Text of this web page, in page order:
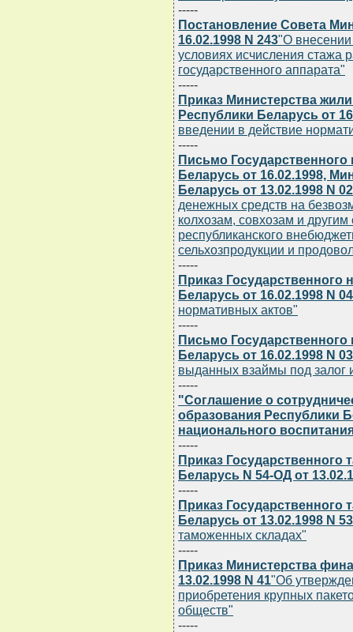
-----
Постановление Совета
16.02.1998 N 243"О
условиях исчисления стажа
государственного аппарата"
-----
Приказ Министерства
Республики Беларусь от
введении в действие
-----
Письмо Государственного
Беларусь от 16.02.1998,
Беларусь от 13.02.1998 N
денежных средств на
колхозам, совхозам и
республиканского
сельхозпродукции и
-----
Приказ Государственного
Беларусь от 16.02.1998 N
нормативных актов"
-----
Письмо Государственного
Беларусь от 16.02.1998 N
выданных взаймы под залог
-----
"Соглашение о
образования Республики
национального
-----
Приказ Государственного
Беларусь N 54-ОД от
-----
Приказ Государственного
Беларусь от 13.02.1998 N
таможенных складах"
-----
Приказ Министерства
13.02.1998 N 41"Об
приобретения крупных
обществ"
-----